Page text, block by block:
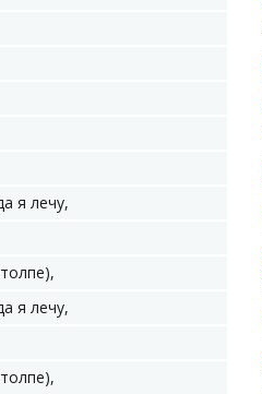
я лечу,
я лечу,